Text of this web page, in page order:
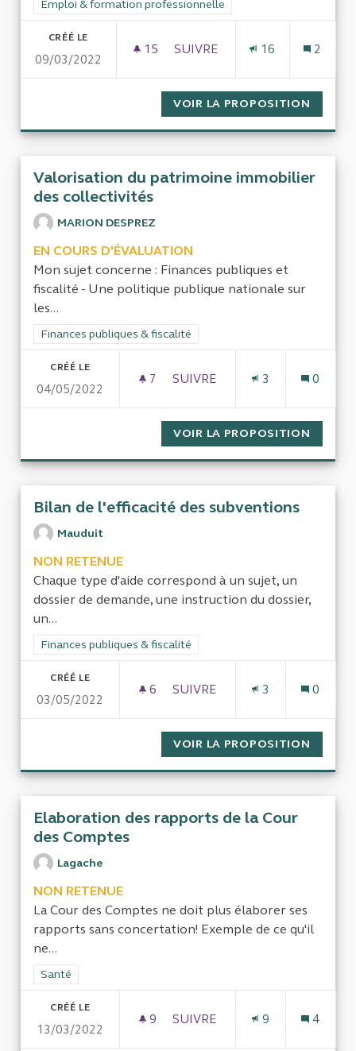
Filtrer les résultats de la catégorie : Emploi & formation
Emploi & formation professionnelle
CRÉÉ LE
09/03/2022
15 15 ABONNÉS
SUIVRE 16 2
VOIR LA PROPOSITION
Valorisation du patrimoine immobilier
des collectivités
MARION DESPREZ
EN COURS D'ÉVALUATION
Mon sujet concerne : Finances publiques et
fiscalité - Une politique publique nationale sur
les...
Filtrer les résultats de la catégorie : Finances publiques &
Finances publiques & fiscalité
CRÉÉ LE
04/05/2022
7 7 ABONNÉS
SUIVRE
3 0
VOIR LA PROPOSITION
Bilan de l'efficacité des subventions
Mauduit
NON RETENUE
Chaque type d'aide correspond à un sujet, un
dossier de demande, une instruction du dossier,
un...
Filtrer les résultats de la catégorie : Finances publiques &
Finances publiques & fiscalité
CRÉÉ LE
03/05/2022
6 6 ABONNÉS
SUIVRE
3 0
VOIR LA PROPOSITION
Elaboration des rapports de la Cour
des Comptes
Lagache
NON RETENUE
La Cour des Comptes ne doit plus élaborer ses
rapports sans concertation! Exemple de ce qu'il
ne...
Filtrer les résultats de la catégorie : Santé
Santé
CRÉÉ LE
13/03/2022
9 9 ABONNÉS
SUIVRE
9 4